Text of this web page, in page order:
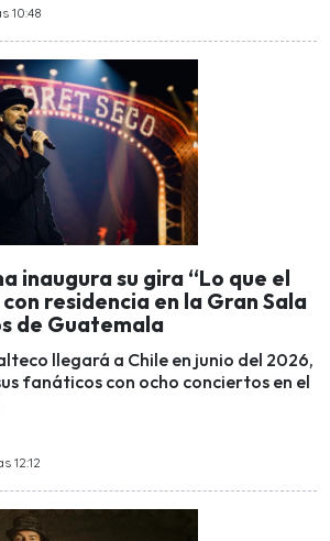
10:48
inaugura su gira “Lo que el
residencia en la Gran Sala
de Guatemala
llegará a Chile en junio del 2026,
fanáticos con ocho conciertos en el
12:12